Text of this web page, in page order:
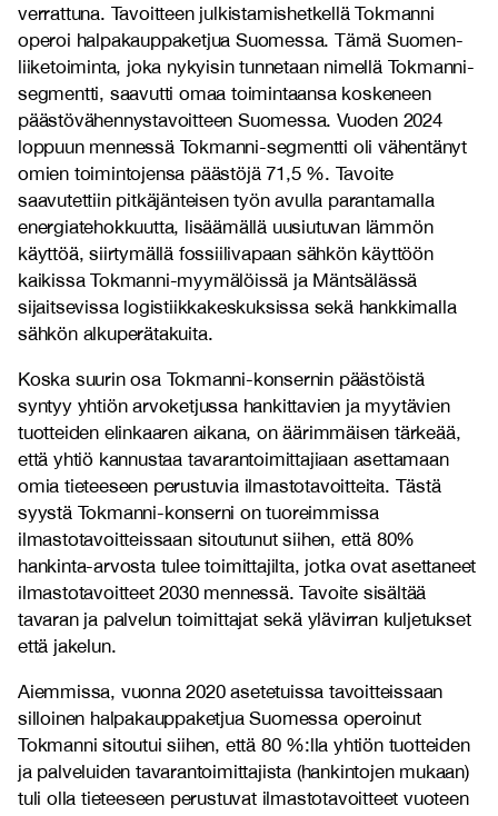
verrattuna. Tavoitteen julkistamishetkellä Tokmanni
operoi halpakauppaketjua Suomessa. Tämä Suomen-
liiketoiminta, joka nykyisin tunnetaan nimellä Tokmanni-
segmentti, saavutti omaa toimintaansa koskeneen
päästövähennystavoitteen Suomessa. Vuoden 2024
loppuun mennessä Tokmanni-segmentti oli vähentänyt
omien toimintojensa päästöjä 71,5 %. Tavoite
saavutettiin pitkäjänteisen työn avulla parantamalla
energiatehokkuutta, lisäämällä uusiutuvan lämmön
käyttöä, siirtymällä fossiilivapaan sähkön käyttöön
kaikissa Tokmanni-myymälöissä ja Mäntsälässä
sijaitsevissa logistiikkakeskuksissa sekä hankkimalla
sähkön alkuperätakuita.
Koska suurin osa Tokmanni-konsernin päästöistä
syntyy yhtiön arvoketjussa hankittavien ja myytävien
tuotteiden elinkaaren aikana, on äärimmäisen tärkeää,
että yhtiö kannustaa tavarantoimittajiaan asettamaan
omia tieteeseen perustuvia ilmastotavoitteita. Tästä
syystä Tokmanni-konserni on tuoreimmissa
ilmastotavoitteissaan sitoutunut siihen, että 80%
hankinta-arvosta tulee toimittajilta, jotka ovat asettaneet
ilmastotavoitteet 2030 mennessä. Tavoite sisältää
tavaran ja palvelun toimittajat sekä ylävirran kuljetukset
että jakelun.
Aiemmissa, vuonna 2020 asetetuissa tavoitteissaan
silloinen halpakauppaketjua Suomessa operoinut
Tokmanni sitoutui siihen, että 80 %:lla yhtiön tuotteiden
ja palveluiden tavarantoimittajista (hankintojen mukaan)
tuli olla tieteeseen perustuvat ilmastotavoitteet vuoteen